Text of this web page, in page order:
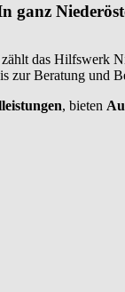
ganz
das Hilfswerk
zur Beratung und
, bieten